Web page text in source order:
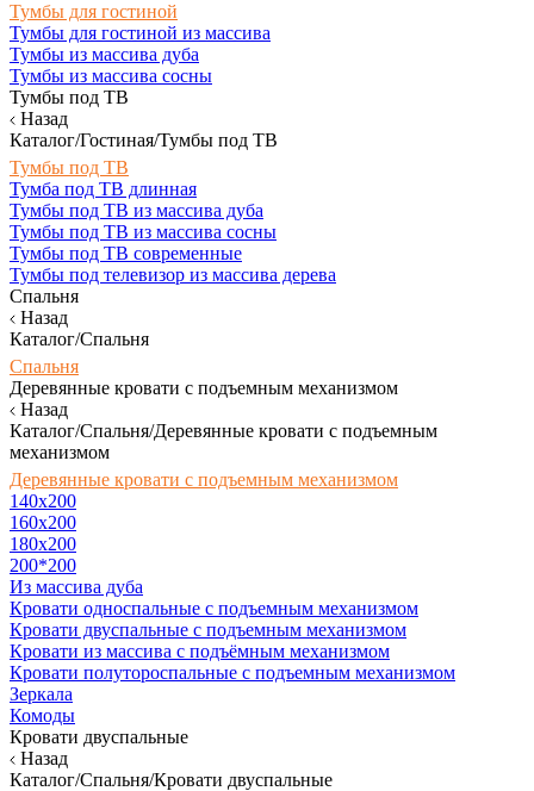
Тумбы для гостиной
Тумбы для гостиной из массива
Тумбы из массива дуба
Тумбы из массива сосны
Тумбы под ТВ
Назад
Каталог/Гостиная/Тумбы под ТВ
Тумбы под ТВ
Тумба под ТВ длинная
Тумбы под ТВ из массива дуба
Тумбы под ТВ из массива сосны
Тумбы под ТВ современные
Тумбы под телевизор из массива дерева
Спальня
Назад
Каталог/Спальня
Спальня
Деревянные кровати с подъемным механизмом
Назад
Каталог/Спальня/Деревянные кровати с подъемным
механизмом
Деревянные кровати с подъемным механизмом
140x200
160х200
180х200
200*200
Из массива дуба
Кровати односпальные с подъемным механизмом
Кровати двуспальные с подъемным механизмом
Кровати из массива с подъёмным механизмом
Кровати полутороспальные с подъемным механизмом
Зеркала
Комоды
Кровати двуспальные
Назад
Каталог/Спальня/Кровати двуспальные